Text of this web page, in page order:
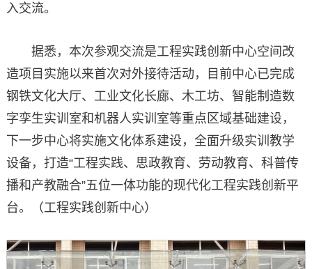
入交流。
据悉，本次参观交流是工程实践创新中心空间改
造项目实施以来首次对外接待活动，目前中心已完成
钢铁文化大厅、工业文化长廊、木工坊、智能制造数
字孪生实训室和机器人实训室等重点区域基础建设，
下一步中心将实施文化体系建设，全面升级实训教学
设备，打造“工程实践、思政教育、劳动教育、科普传
播和产教融合”五位一体功能的现代化工程实践创新平
台。（工程实践创新中心）